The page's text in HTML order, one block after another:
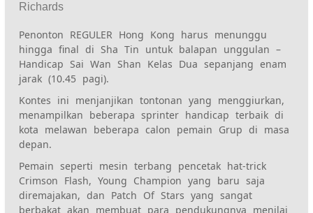
Richards
Penonton REGULER Hong Kong harus menunggu
hingga final di Sha Tin untuk balapan unggulan –
Handicap Sai Wan Shan Kelas Dua sepanjang enam
jarak (10.45 pagi).
Kontes ini menjanjikan tontonan yang menggiurkan,
menampilkan beberapa sprinter handicap terbaik di
kota melawan beberapa calon pemain Grup di masa
depan.
Pemain seperti mesin terbang pencetak hat-trick
Crimson Flash, Young Champion yang baru saja
diremajakan, dan Patch Of Stars yang sangat
berbakat akan membuat para pendukungnya menilai